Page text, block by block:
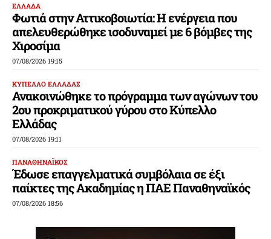
ΕΛΛΑΔΑ
Φωτιά στην Αττικοβοιωτία: Η ενέργεια που
απελευθερώθηκε ισοδυναμεί με 6 βόμβες της
Χιροσίμα
07/08/2026 19:15
ΚΥΠΕΛΛΟ ΕΛΛΑΔΑΣ
Ανακοινώθηκε το πρόγραμμα των αγώνων του
2ου προκριματικού γύρου στο Κύπελλο
Ελλάδας
07/08/2026 19:11
ΠΑΝΑΘΗΝΑΪΚΟΣ
Έδωσε επαγγελματικά συμβόλαια σε έξι
παίκτες της Ακαδημίας η ΠΑΕ Παναθηναϊκός
07/08/2026 18:56